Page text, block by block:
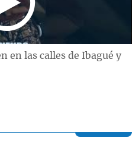
en las calles de Ibagué y